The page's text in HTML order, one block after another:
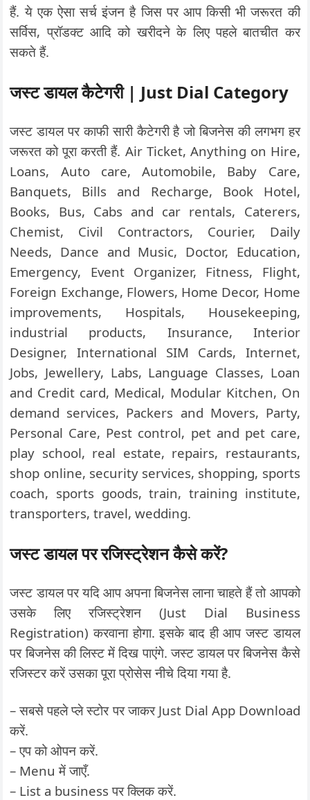
हैं. ये एक ऐसा सर्च इंजन है जिस पर आप किसी भी जरूरत की
सर्विस, प्रॉडक्ट आदि को खरीदने के लिए पहले बातचीत कर
सकते हैं.
जस्ट डायल कैटेगरी | Just Dial Category
जस्ट डायल पर काफी सारी कैटेगरी है जो बिजनेस की लगभग हर
जरूरत को पूरा करती हैं. Air Ticket, Anything on Hire,
Loans, Auto care, Automobile, Baby Care,
Banquets, Bills and Recharge, Book Hotel,
Books, Bus, Cabs and car rentals, Caterers,
Chemist, Civil Contractors, Courier, Daily
Needs, Dance and Music, Doctor, Education,
Emergency, Event Organizer, Fitness, Flight,
Foreign Exchange, Flowers, Home Decor, Home
improvements, Hospitals, Housekeeping,
industrial products, Insurance, Interior
Designer, International SIM Cards, Internet,
Jobs, Jewellery, Labs, Language Classes, Loan
and Credit card, Medical, Modular Kitchen, On
demand services, Packers and Movers, Party,
Personal Care, Pest control, pet and pet care,
play school, real estate, repairs, restaurants,
shop online, security services, shopping, sports
coach, sports goods, train, training institute,
transporters, travel, wedding.
जस्ट डायल पर रजिस्ट्रेशन कैसे करें?
जस्ट डायल पर यदि आप अपना बिजनेस लाना चाहते हैं तो आपको
उसके लिए रजिस्ट्रेशन (Just Dial Business
Registration) करवाना होगा. इसके बाद ही आप जस्ट डायल
पर बिजनेस की लिस्ट में दिख पाएंगे. जस्ट डायल पर बिजनेस कैसे
रजिस्टर करें उसका पूरा प्रोसेस नीचे दिया गया है.
– सबसे पहले प्ले स्टोर पर जाकर Just Dial App Download
करें.
– एप को ओपन करें.
– Menu में जाएँ.
– List a business पर क्लिक करें.